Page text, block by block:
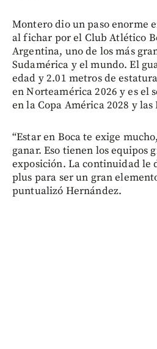
Montero dio un paso enorme
al fichar por el Club Atlético
Argentina, uno de los más
Sudamérica y el mundo. El
edad y 2.01 metros de
en Norteamérica 2026 y es el
en la Copa América 2028 y
“Estar en Boca te exige
ganar. Eso tienen los equipos
exposición. La continuidad le
plus para ser un gran
puntualizó Hernández.